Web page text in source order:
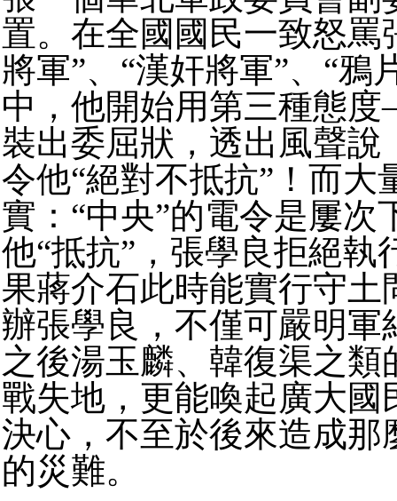
置。 在全國國民一致怒罵
將軍”、“漢奸將軍”、“鴉
中，他開始用第三種態
裝出委屈狀，透出風聲說
令他“絕對不抵抗”！ 而大
實：“中央”的電令是屢次
他“抵抗”，張學良拒絕執
果蔣介石此時能實行守土
辦張學良，不僅可嚴明軍
之後湯玉麟、韓復渠之類
戰失地，更能喚起廣大國
決心，不至於後來造成那
的災難。